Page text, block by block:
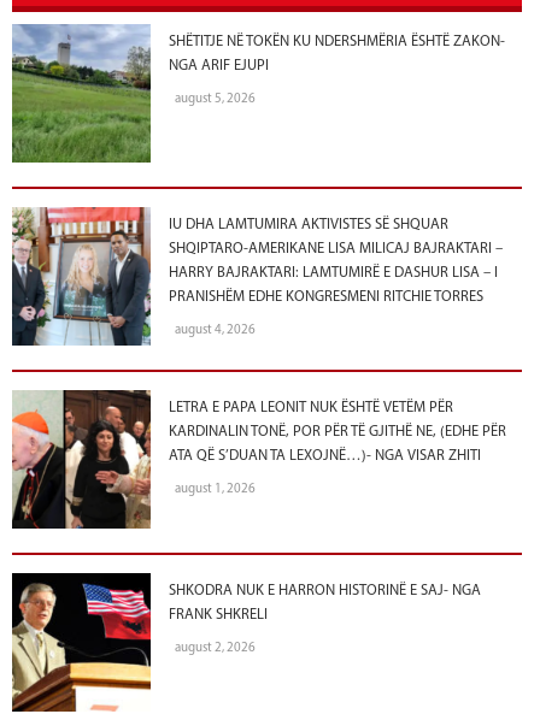
SHËTITJE NË TOKËN KU NDERSHMËRIA ËSHTË ZAKON-
NGA ARIF EJUPI
august 5, 2026
IU DHA LAMTUMIRA AKTIVISTES SË SHQUAR
SHQIPTARO-AMERIKANE LISA MILICAJ BAJRAKTARI –
HARRY BAJRAKTARI: LAMTUMIRË E DASHUR LISA – I
PRANISHËM EDHE KONGRESMENI RITCHIE TORRES
august 4, 2026
LETRA E PAPA LEONIT NUK ËSHTË VETËM PËR
KARDINALIN TONË, POR PËR TË GJITHË NE, (EDHE PËR
ATA QË S’DUAN TA LEXOJNË…)- NGA VISAR ZHITI
august 1, 2026
SHKODRA NUK E HARRON HISTORINË E SAJ- NGA
FRANK SHKRELI
august 2, 2026